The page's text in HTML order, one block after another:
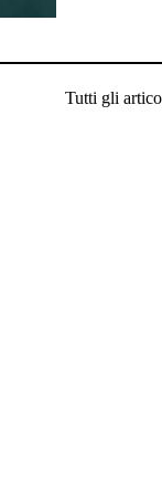
Tutti gli